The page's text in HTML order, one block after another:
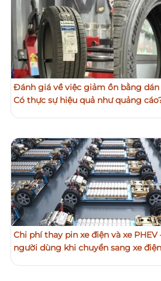
Đánh giá về việc giảm ồn bằng
Có thực sự hiệu quả như quảng
Chi phí thay pin xe điện và xe
người dùng khi chuyển sang xe điện